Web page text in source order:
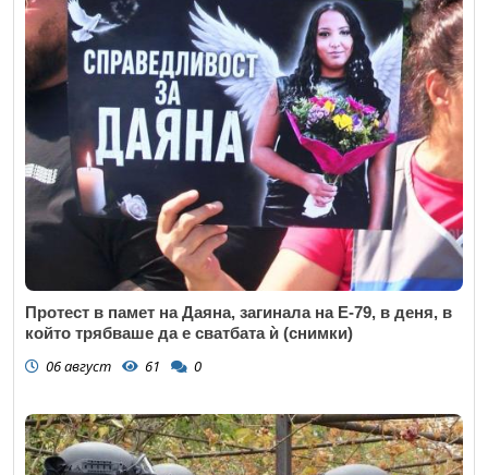
Протест в памет на Даяна, загинала на Е-79, в деня, в
който трябваше да е сватбата ѝ (снимки)
06 август 61 0